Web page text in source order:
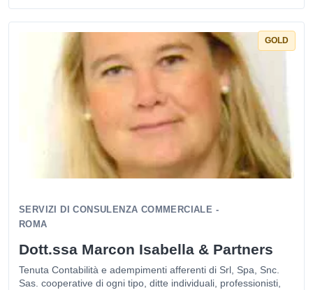
GOLD
SERVIZI DI CONSULENZA COMMERCIALE -
ROMA
Dott.ssa Marcon Isabella & Partners
Tenuta Contabilità e adempimenti afferenti di Srl, Spa, Snc.
Sas. cooperative di ogni tipo, ditte individuali, professionisti,